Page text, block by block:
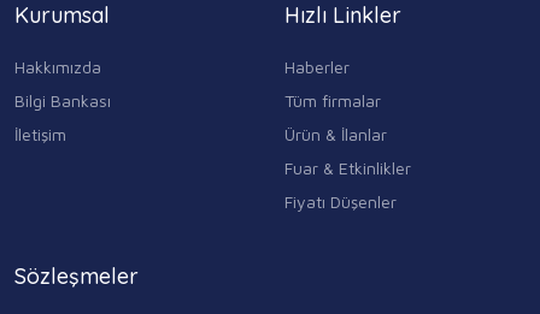
Kurumsal
Hakkımızda
Bilgi Bankası
İletişim
Hızlı Linkler
Haberler
Tüm firmalar
Ürün & İlanlar
Fuar & Etkinlikler
Fiyatı Düşenler
Sözleşmeler